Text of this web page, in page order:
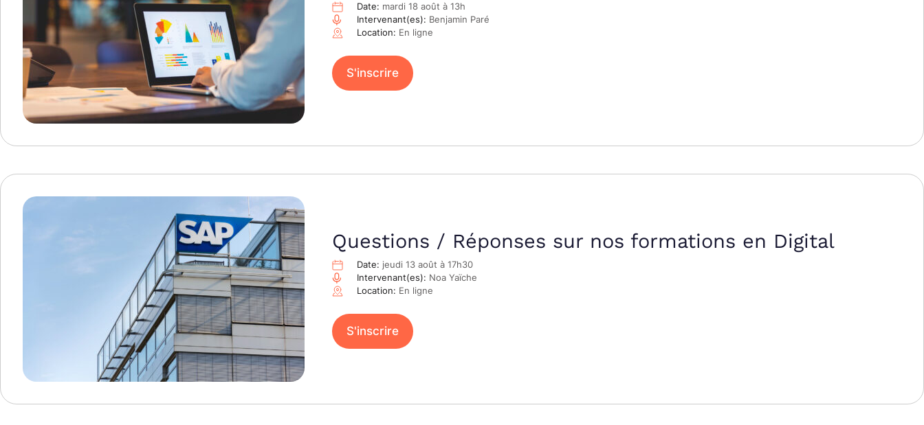
Date: mardi 18 août à 13h
Intervenant(es): Benjamin Paré
Location: En ligne
S'inscrire
Questions / Réponses sur nos formations en Digital
Date: jeudi 13 août à 17h30
Intervenant(es): Noa Yaïche
Location: En ligne
S'inscrire